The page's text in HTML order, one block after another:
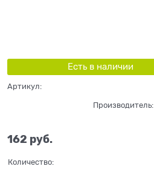
Есть в наличии
Артикул:
Производитель:
162 руб.
Количество: